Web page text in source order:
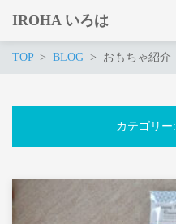
IROHA いろは
TOP BLOG おもちゃ紹介
カテゴリー: